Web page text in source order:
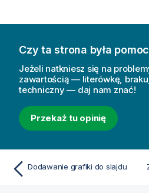
Czy ta strona była
Jeżeli natkniesz się na
zawartością — literówkę,
techniczny — daj nam znać!
Przekaż tu opinię
Dodawanie grafiki do slajdu